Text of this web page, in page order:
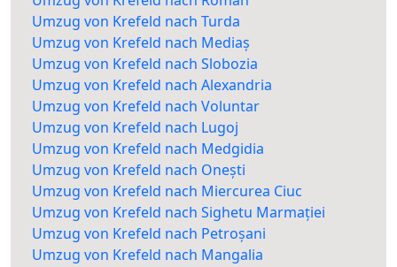
Umzug von Krefeld nach Turda
Umzug von Krefeld nach Mediaș
Umzug von Krefeld nach Slobozia
Umzug von Krefeld nach Alexandria
Umzug von Krefeld nach Voluntar
Umzug von Krefeld nach Lugoj
Umzug von Krefeld nach Medgidia
Umzug von Krefeld nach Onești
Umzug von Krefeld nach Miercurea Ciuc
Umzug von Krefeld nach Sighetu Marmației
Umzug von Krefeld nach Petroșani
Umzug von Krefeld nach Mangalia